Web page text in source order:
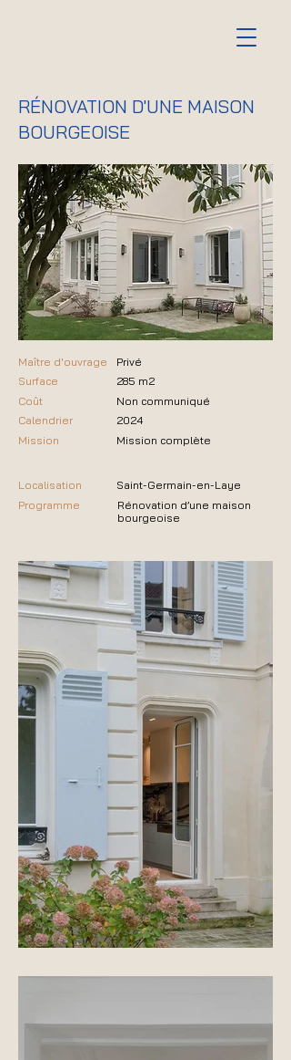
RÉNOVATION D'UNE MAISON
BOURGEOISE
Maître d'ouvrage
Surface
Coût
Calendrier
Mission
Privé
285 m2
Non communiqué
2024
Mission complète
Localisation
Saint-Germain-en-Laye
Programme
Rénovation d’une maison
bourgeoise